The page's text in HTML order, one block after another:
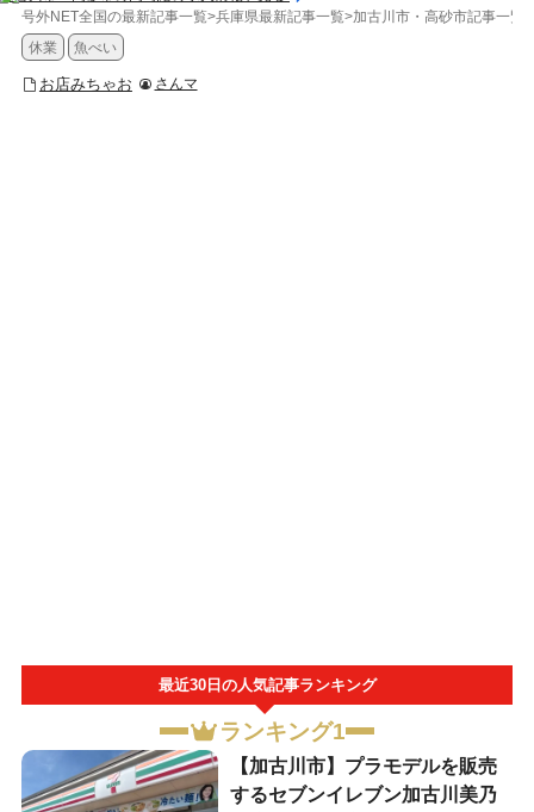
号外NET全国の最新記事一覧>兵庫県最新記事一覧>加古川市・高砂市記事一覧
休業
魚べい
お店みちゃお さんマ
最近30日の人気記事ランキング
ランキング1
【加古川市】プラモデルを販売
するセブンイレブン加古川美乃